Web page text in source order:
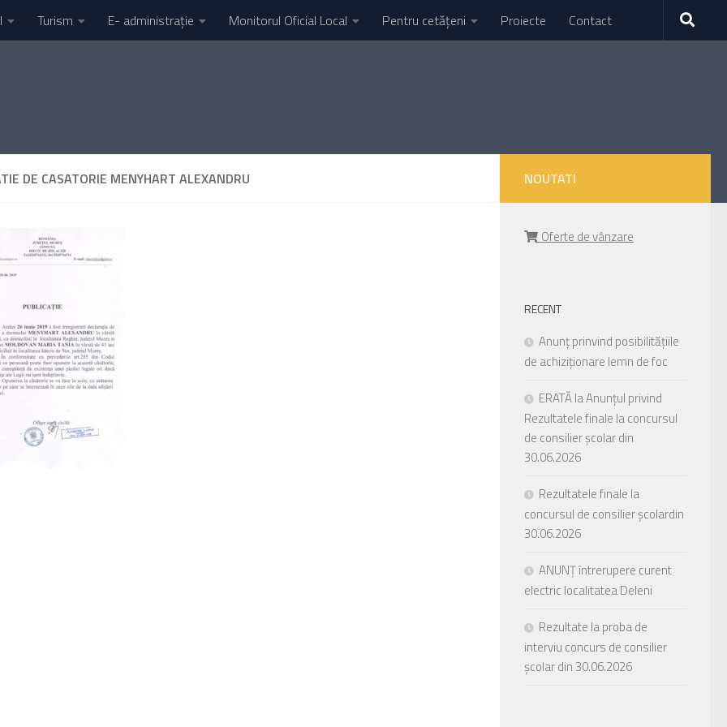
Turism E- administrație Monitorul Oficial Local Pentru cetățeni Proiecte Contact
DE CASATORIE MENYHART ALEXANDRU NOUTATI
Oferte de vânzare
RECENT
Anunț prinvind posibilitățiile
de achiziționare lemn de foc
ERATĂ la Anunțul privind
Rezultatele finale la concursul
de consilier școlar din
30.06.2026
Rezultatele finale la
concursul de consilier școlardin
30.06.2026
ANUNȚ întrerupere curent
electric localitatea Deleni
Rezultate la proba de
interviu concurs de consilier
școlar din 30.06.2026